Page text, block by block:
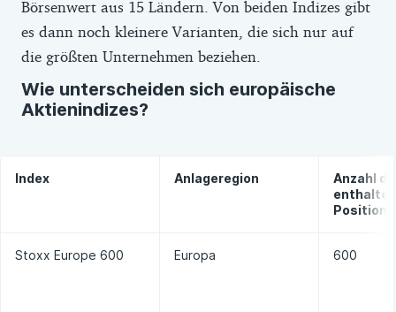
Börsenwert aus 15 Ländern. Von beiden Indizes gibt
es dann noch kleinere Varianten, die sich nur auf
die größten Unternehmen beziehen.
Wie unterscheiden sich europäische
Aktienindizes?
Index Anlageregion
Anzahl
Stoxx Europe 600 Europa 600